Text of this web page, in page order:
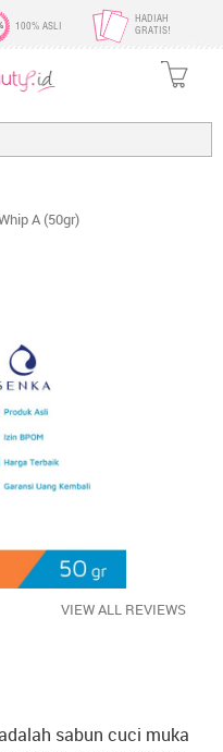
100% ASLI
HADIAH
GRATIS!
A (50gr)
sabun cuci muka
VIEW ALL REVIEWS